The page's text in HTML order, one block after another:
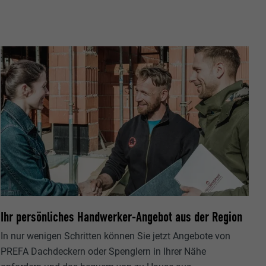
Ihr persönliches Handwerker-Angebot aus der Region
In nur wenigen Schritten können Sie jetzt Angebote von
PREFA Dachdeckern oder Spenglern in Ihrer Nähe
Extension.
Daten
Websites
von